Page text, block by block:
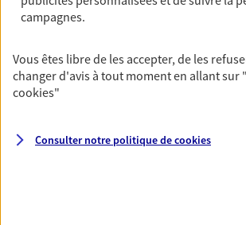
Couvrez vos dépenses de santé ainsi
votre famille avec la
vous ressemble.
Prévoyance
campagnes.
Vous êtes libre de les accepter, de les
changer d'avis à tout moment en allant sur
cookies"
Consulter notre politique decookies